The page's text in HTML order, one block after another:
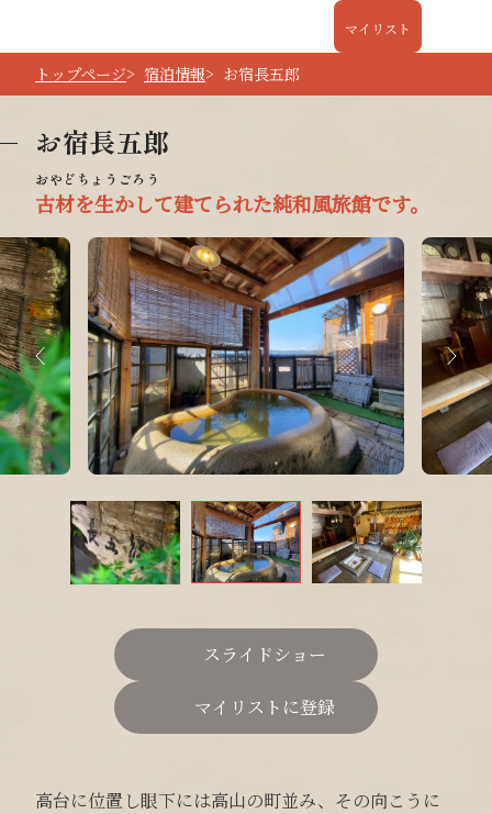
マイリスト
トップページ 宿泊情報 お宿長五郎
お宿長五郎
古材を生かして建てられた純和風旅館です。
高台に位置し眼下には高山の町並み、その向こうに
スライドショー
マイリストに登録